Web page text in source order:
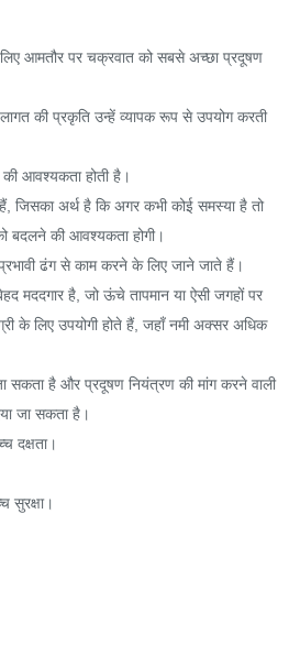
लिए आमतौर पर चक्रवात को सबसे अच्छा प्रदूषण
की प्रकृति उन्हें व्यापक रूप से उपयोग करती
आवश्यकता होती है।
अर्थ है कि अगर कभी कोई समस्या है तो
की आवश्यकता होगी।
ढंग से काम करने के लिए जाने जाते हैं।
मददगार है, जो ऊंचे तापमान या ऐसी जगहों पर
के लिए उपयोगी होते हैं, जहाँ नमी अक्सर अधिक
सकता है और प्रदूषण नियंत्रण की मांग करने वाली
जा सकता है।
दक्षता।
सुरक्षा।